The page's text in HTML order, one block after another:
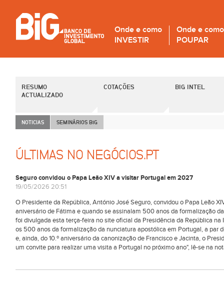
Onde e como
INVESTIR
Onde e como
POUPAR
RESUMO
ACTUALIZADO
COTAÇÕES BIG INTEL
NOTICIAS SEMINÁRIOS BiG
ÚLTIMAS NO NEGÓCIOS.PT
Seguro convidou o Papa Leão XIV a visitar Portugal em 2027
19/05/2026 20:51
O Presidente da República, António José Seguro, convidou o Papa Leão
aniversário de Fátima e quando se assinalam 500 anos da formalização
foi divulgada esta terça-feira no site oficial da Presidência da República
os 500 anos da formalização da nunciatura apostólica em Portugal, a par
e, ainda, do 10.º aniversário da canonização de Francisco e Jacinta, o
um convite para realizar uma visita a Portugal no próximo ano", lê-se na